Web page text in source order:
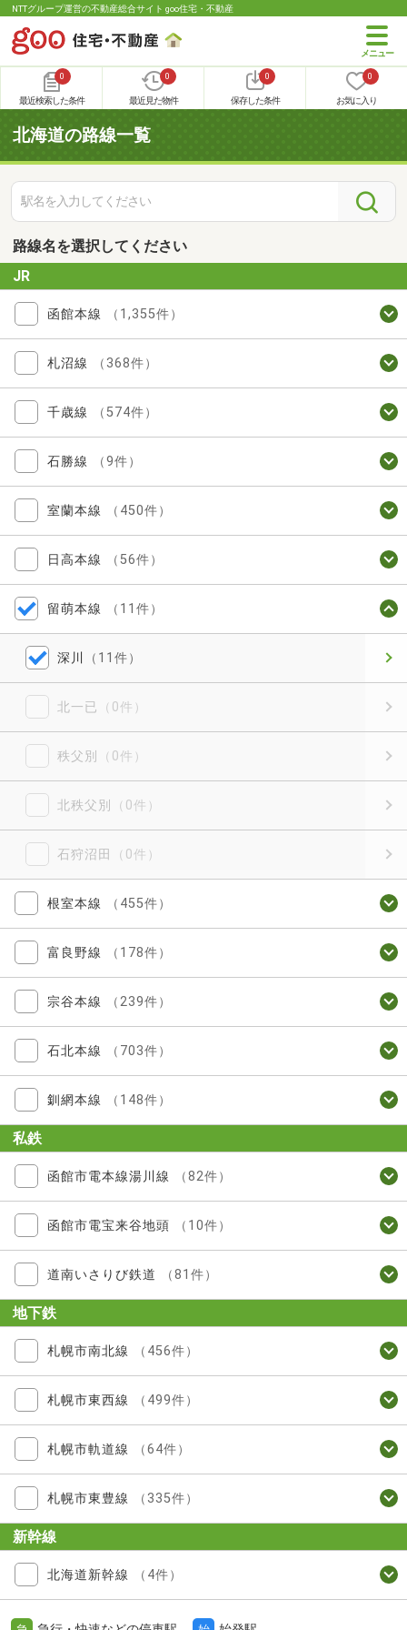
NTTグループ運営の不動産総合サイト goo住宅・不動産
0
最近検索した条件
0
最近見た物件
0
保存した条件
0
お気に入り
北海道の路線一覧
路線名を選択してください
JR
函館本線 （1,355件）
札沼線 （368件）
千歳線 （574件）
石勝線 （9件）
室蘭本線 （450件）
日高本線 （56件）
留萌本線 （11件）
深川 （11件）
北一已 （0件）
秩父別 （0件）
北秩父別 （0件）
石狩沼田 （0件）
根室本線 （455件）
富良野線 （178件）
宗谷本線 （239件）
石北本線 （703件）
釧網本線 （148件）
私鉄
函館市電本線湯川線 （82件）
函館市電宝来谷地頭 （10件）
道南いさりび鉄道 （81件）
地下鉄
札幌市南北線 （456件）
札幌市東西線 （499件）
札幌市軌道線 （64件）
札幌市東豊線 （335件）
新幹線
北海道新幹線 （4件）